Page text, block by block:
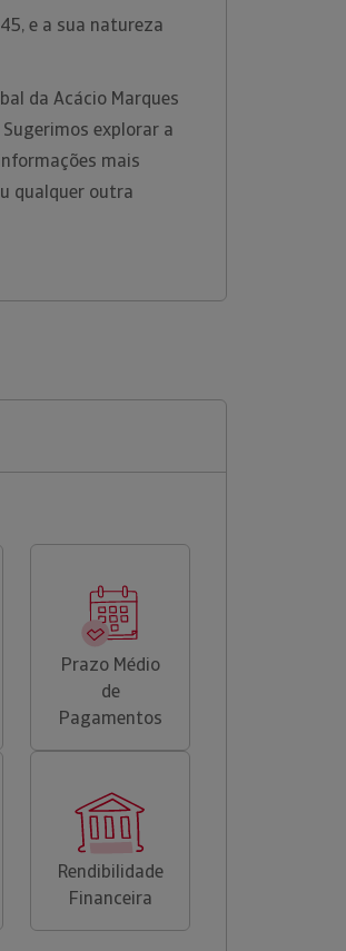
e a sua natureza
da Acácio Marques
explorar a
mais
qualquer outra
Prazo Médio
de
Pagamentos
Rendibilidade
Financeira